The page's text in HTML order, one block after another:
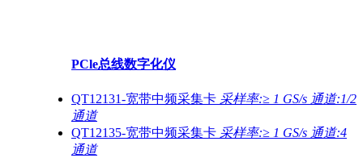
PCle总线数字化仪
QT12131-宽带中频采集卡 采样率:≥ 1 GS/s 通道:1/2
通道
QT12135-宽带中频采集卡 采样率:≥ 1 GS/s 通道:4
通道